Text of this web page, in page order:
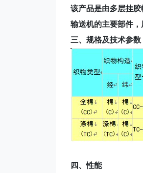
该产品是由多层挂
输送机的主要部件
三、规格及技术参数
四、性能